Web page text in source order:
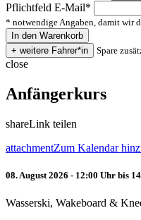
Pflichtfeld E-Mail*
* notwendige Angaben, damit wir
Spare
close
Anfängerkurs
shareLink teilen
attachmentZum Kalendar
08. August 2026 - 12:00 Uhr bis
Wasserski, Wakeboard &